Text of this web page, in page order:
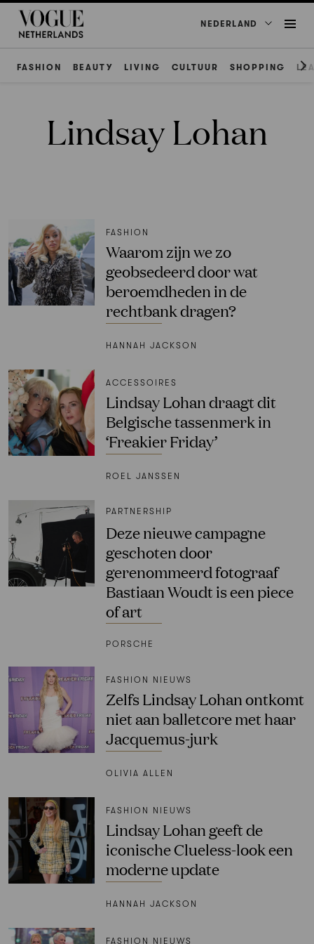
NEDERLAND
FASHION BEAUTY LIVING CULTUUR SHOPPING
Lindsay Lohan
FASHION
Waarom zijn we zo
geobsedeerd door wat
beroemdheden in de
rechtbank dragen?
HANNAH JACKSON
ACCESSOIRES
Lindsay Lohan draagt dit
Belgische tassenmerk in
‘Freakier Friday’
ROEL JANSSEN
PARTNERSHIP
Deze nieuwe campagne
geschoten door
gerenommeerd fotograaf
Bastiaan Woudt is een piece
of art
PORSCHE
FASHION NIEUWS
Zelfs Lindsay Lohan ontkomt
niet aan balletcore met haar
Jacquemus-jurk
OLIVIA ALLEN
FASHION NIEUWS
Lindsay Lohan geeft de
iconische Clueless-look een
moderne update
HANNAH JACKSON
FASHION NIEUWS